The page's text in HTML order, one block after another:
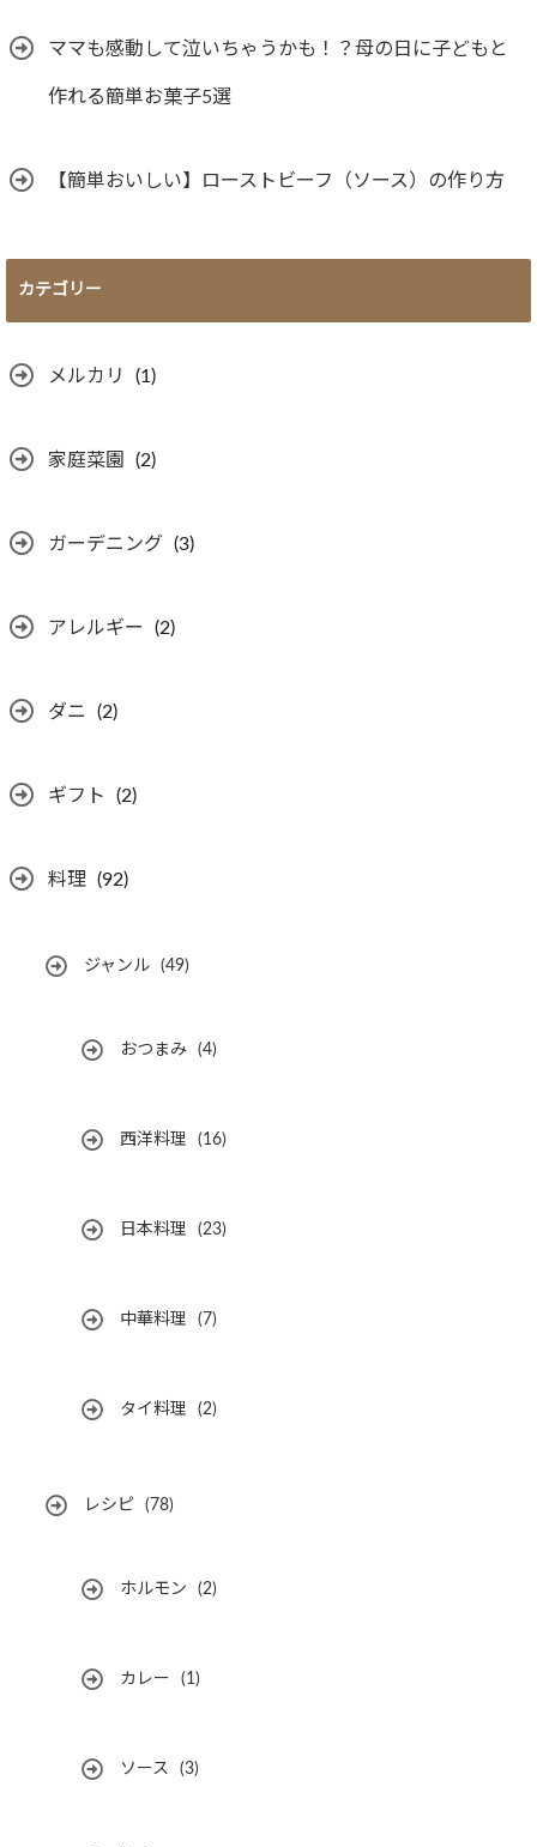
ママも感動して泣いちゃうかも！？母の日に子どもと
作れる簡単お菓子5選
【簡単おいしい】ローストビーフ（ソース）の作り方
カテゴリー
メルカリ (1)
家庭菜園 (2)
ガーデニング (3)
アレルギー (2)
ダニ (2)
ギフト (2)
料理 (92)
ジャンル (49)
おつまみ (4)
西洋料理 (16)
日本料理 (23)
中華料理 (7)
タイ料理 (2)
レシピ (78)
ホルモン (2)
カレー (1)
ソース (3)